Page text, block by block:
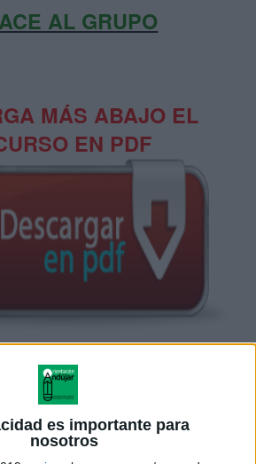
es importante para
nosotros
AL GRUPO
MÁS ABAJO EL
EN PDF